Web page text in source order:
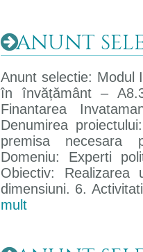
ANUNT
Anunt selectie: Modul
în învățământ –
Finantarea
Denumirea
premisa necesara
Domeniu: Experti
Obiectiv:
dimensiuni. 6.
mult